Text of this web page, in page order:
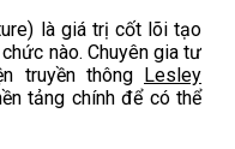
là giá trị cốt lõi tạo
nào. Chuyên gia tư
truyền thông Lesley
tảng chính để có thể